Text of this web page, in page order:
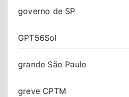
governo de SP
GPT56Sol
grande São Paulo
greve CPTM